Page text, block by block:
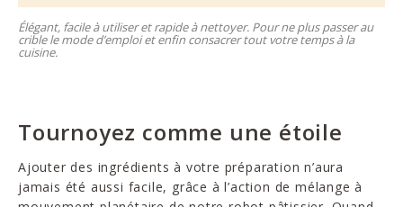
Élégant, facile à utiliser et rapide à nettoyer. Pour ne plus passer au
crible le mode d’emploi et enfin consacrer tout votre temps à la
cuisine.
Tournoyez comme une étoile
Ajouter des ingrédients à votre préparation n’aura
jamais été aussi facile, grâce à l’action de mélange à